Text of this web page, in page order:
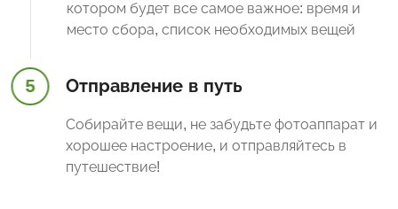
котором будет все самое важное: время и
место сбора, список необходимых вещей
5 Отправление в путь
Собирайте вещи, не забудьте фотоаппарат и
хорошее настроение, и отправляйтесь в
путешествие!